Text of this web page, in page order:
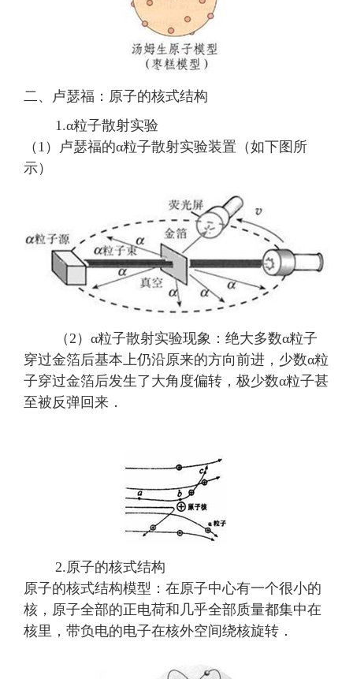
二、卢瑟福：原子的核式结构
1.α粒子散射实验
（1）卢瑟福的α粒子散射实验装置（如下图所
示）
（2）α粒子散射实验现象：绝大多数α粒子
穿过金箔后基本上仍沿原来的方向前进，少数α粒
子穿过金箔后发生了大角度偏转，极少数α粒子甚
至被反弹回来．
2.原子的核式结构
原子的核式结构模型：在原子中心有一个很小的
核，原子全部的正电荷和几乎全部质量都集中在
核里，带负电的电子在核外空间绕核旋转．